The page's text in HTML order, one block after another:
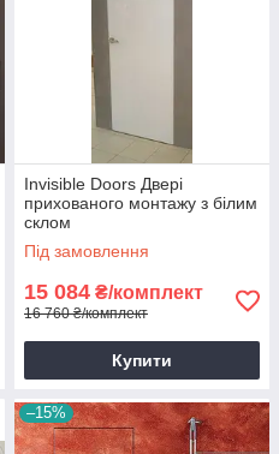
Invisible Doors Двері
прихованого монтажу з білим
склом
Під замовлення
15 084 ₴/комплект
16 760 ₴/комплект
Купити
–15%